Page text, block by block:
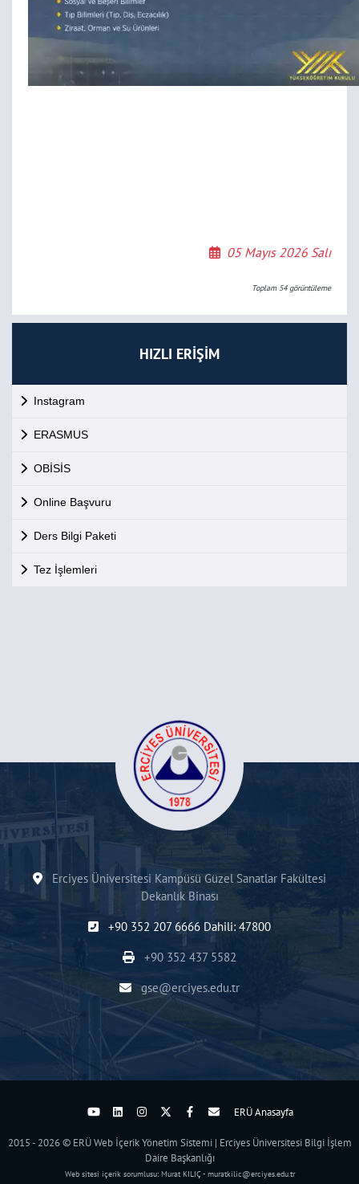
HIZLI ERİŞİM
Instagram
ERASMUS
OBİSİS
Online Başvuru
Ders Bilgi Paketi
Tez İşlemleri
05 Mayıs 2026 Salı
Toplam 54görüntüleme
Erciyes Üniversitesi Kampüsü Güzel Sanatlar Fakültesi
Dekanlık Binası
+90 352 207 6666 Dahili: 47800
+90 352 437 5582
gse@erciyes.edu.tr
ERÜ Anasayfa
2015 - 2026 © ERÜ Web İçerik Yönetim Sistemi | Erciyes Üniversitesi Bilgi İşlem
Daire Başkanlığı
Web sitesi içerik sorumlusu: Murat KILIÇ - muratkilic@erciyes.edu.tr